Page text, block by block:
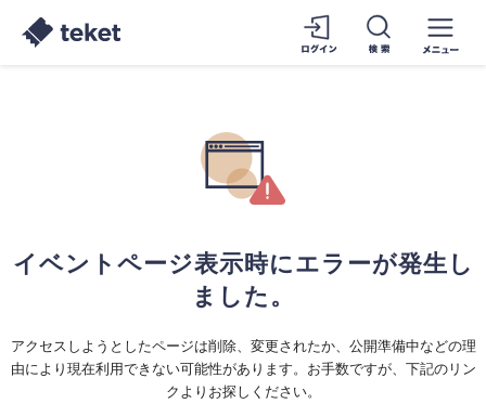
イベントページ表示時にエラーが発生し
ました。
アクセスしようとしたページは削除、変更されたか、公開準備中などの理
由により現在利用できない可能性があります。お手数ですが、下記のリン
クよりお探しください。